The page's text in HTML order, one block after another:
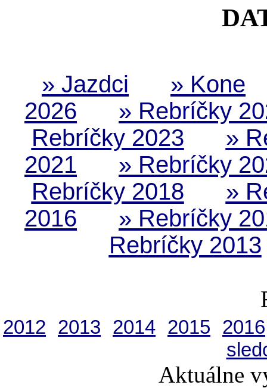
» Jazdci
» Kone
2026
» Rebríčky
Rebríčky 2023
»
2021
» Rebríčky
Rebríčky 2018
»
2016
» Rebríčky
Rebríčky 2013
2012 2013 2014 2015
2016
Aktuálne